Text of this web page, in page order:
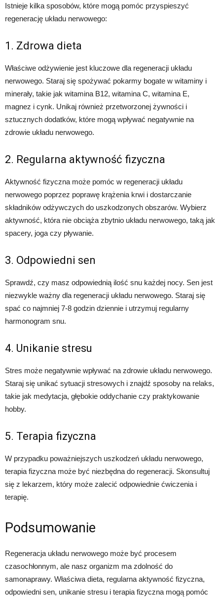
Istnieje kilka sposobów, które mogą pomóc przyspieszyć
regenerację układu nerwowego:
1. Zdrowa dieta
Właściwe odżywienie jest kluczowe dla regeneracji układu
nerwowego. Staraj się spożywać pokarmy bogate w witaminy i
minerały, takie jak witamina B12, witamina C, witamina E,
magnez i cynk. Unikaj również przetworzonej żywności i
sztucznych dodatków, które mogą wpływać negatywnie na
zdrowie układu nerwowego.
2. Regularna aktywność fizyczna
Aktywność fizyczna może pomóc w regeneracji układu
nerwowego poprzez poprawę krążenia krwi i dostarczanie
składników odżywczych do uszkodzonych obszarów. Wybierz
aktywność, która nie obciąża zbytnio układu nerwowego, taką jak
spacery, joga czy pływanie.
3. Odpowiedni sen
Sprawdź, czy masz odpowiednią ilość snu każdej nocy. Sen jest
niezwykle ważny dla regeneracji układu nerwowego. Staraj się
spać co najmniej 7-8 godzin dziennie i utrzymuj regularny
harmonogram snu.
4. Unikanie stresu
Stres może negatywnie wpływać na zdrowie układu nerwowego.
Staraj się unikać sytuacji stresowych i znajdź sposoby na relaks,
takie jak medytacja, głębokie oddychanie czy praktykowanie
hobby.
5. Terapia fizyczna
W przypadku poważniejszych uszkodzeń układu nerwowego,
terapia fizyczna może być niezbędna do regeneracji. Skonsultuj
się z lekarzem, który może zalecić odpowiednie ćwiczenia i
terapię.
Podsumowanie
Regeneracja układu nerwowego może być procesem
czasochłonnym, ale nasz organizm ma zdolność do
samonaprawy. Właściwa dieta, regularna aktywność fizyczna,
odpowiedni sen, unikanie stresu i terapia fizyczna mogą pomóc